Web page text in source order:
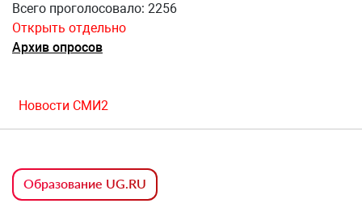
Всего проголосовало: 2256
Открыть отдельно
Архив опросов
Новости СМИ2
Образование UG.RU